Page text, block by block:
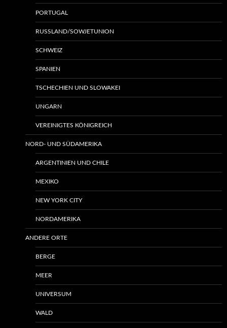
PORTUGAL
RUSSLAND/SOWJETUNION
SCHWEIZ
SPANIEN
TSCHECHIEN UND SLOWAKEI
UNGARN
VEREINIGTES KÖNIGREICH
NORD- UND SÜDAMERIKA
ARGENTINIEN UND CHILE
MEXIKO
NEW YORK CITY
NORDAMERIKA
ANDERE ORTE
BERGE
MEER
UNIVERSUM
WALD